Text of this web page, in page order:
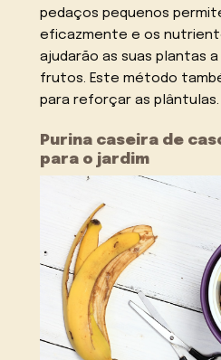
pedaços pequenos
eficazmente e os
ajudarão as suas plantas
frutos. Este método
para reforçar as plântulas.
Purina caseira de
para o jardim